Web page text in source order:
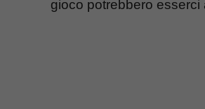
gioco potrebbero